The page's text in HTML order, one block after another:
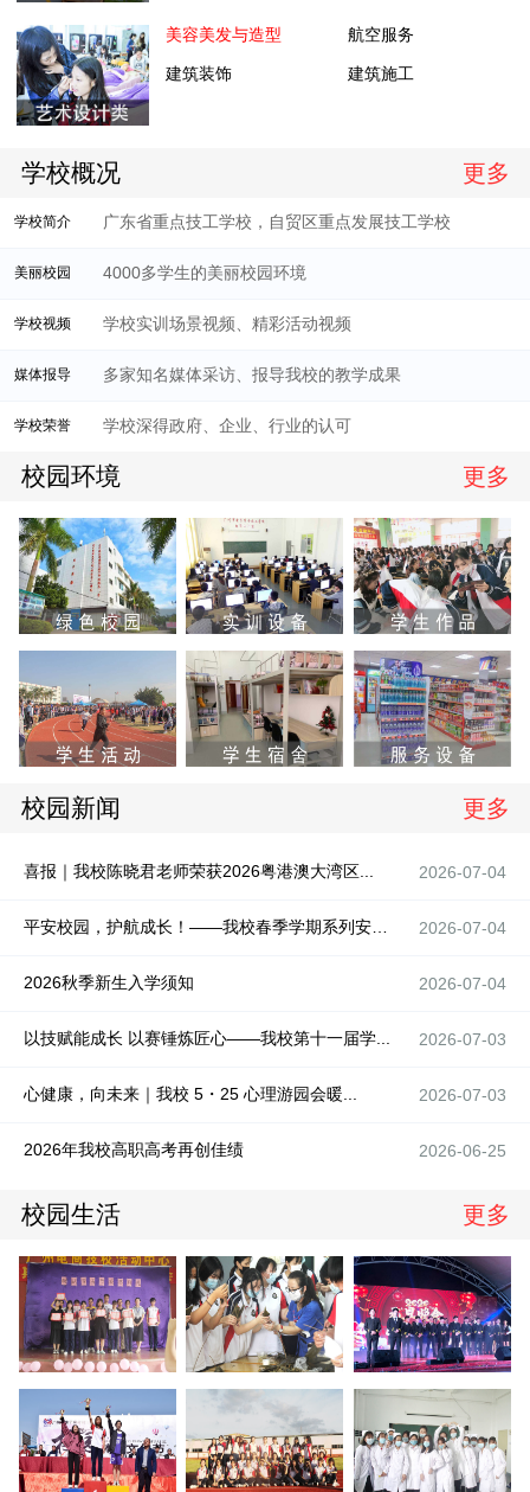
美容美发与造型 航空服务
建筑装饰 建筑施工
学校概况 更多
学校简介 广东省重点技工学校，自贸区重点发展技工学校
美丽校园 4000多学生的美丽校园环境
学校视频 学校实训场景视频、精彩活动视频
媒体报导 多家知名媒体采访、报导我校的教学成果
学校荣誉 学校深得政府、企业、行业的认可
校园环境 更多
校园新闻 更多
喜报｜我校陈晓君老师荣获2026粤港澳大湾区... 2026-07-04
2026-07-04
2026秋季新生入学须知 2026-07-04
以技赋能成长 以赛锤炼匠心——我校第十一届学... 2026-07-03
心健康，向未来｜我校 5・25 心理游园会暖... 2026-07-03
2026年我校高职高考再创佳绩 2026-06-25
校园生活 更多